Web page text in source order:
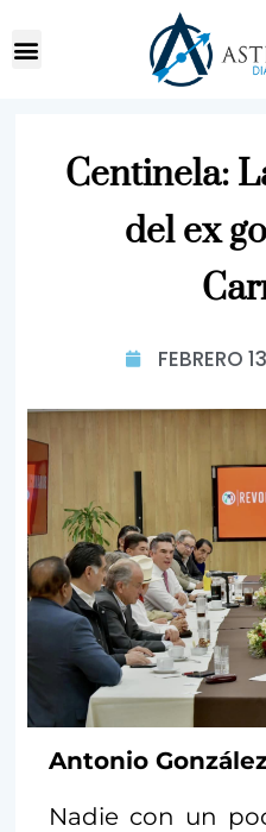
Centinela:
del ex
FEBRERO
Antonio
Nadie con un